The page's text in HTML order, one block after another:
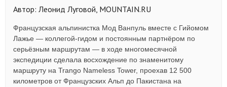
Автор: Леонид Луговой, MOUNTAIN.RU
Французская альпинистка Мод Ванпуль вместе с Гийомом
Лажье — коллегой-гидом и постоянным партнёром по
серьёзным маршрутам — в ходе многомесячной
экспедиции сделала восхождение по знаменитому
маршруту на Trango Nameless Tower, проехав 12 500
километров от Французских Альп до Пакистана на